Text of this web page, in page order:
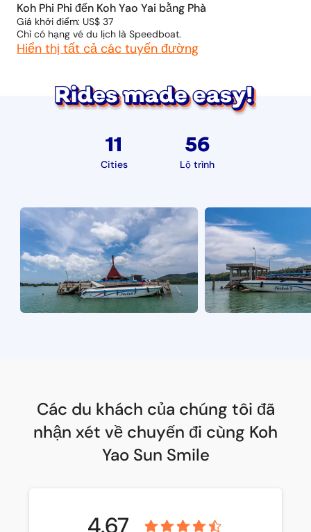
Koh Phi Phi đến Koh Yao Yai bằng Phà
Giá khởi điểm: US$ 37
Chỉ có hạng vé du lịch là Speedboat.
Hiển thị tất cả các tuyến đường
11
Cities
56
Lộ trình
Các du khách của chúng tôi đã
nhận xét về chuyến đi cùng Koh
Yao Sun Smile
4.67